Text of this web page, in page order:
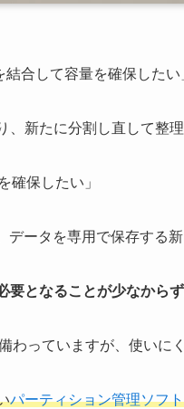
合して容量を確保したい
、新たに分割し直して整理
確保したい」
ータを専用で保存する
となることが少なからず
っていますが、使いに
パーティション管理ソフ